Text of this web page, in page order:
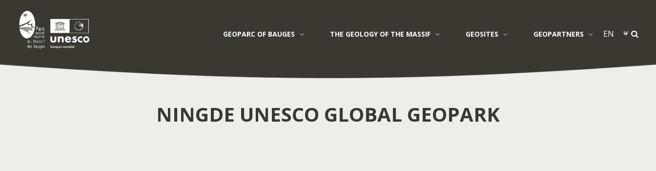
GEOPARC OF BAUGES THE GEOLOGY OF THE MASSIF GEOSITES GEOPARTNERS
NINGDE UNESCO GLOBAL GEOPARK